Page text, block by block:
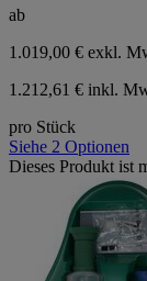
ab
1.019,00 € exkl.
1.212,61 € inkl.
pro Stück
Siehe 2 Optionen
Dieses Produkt ist